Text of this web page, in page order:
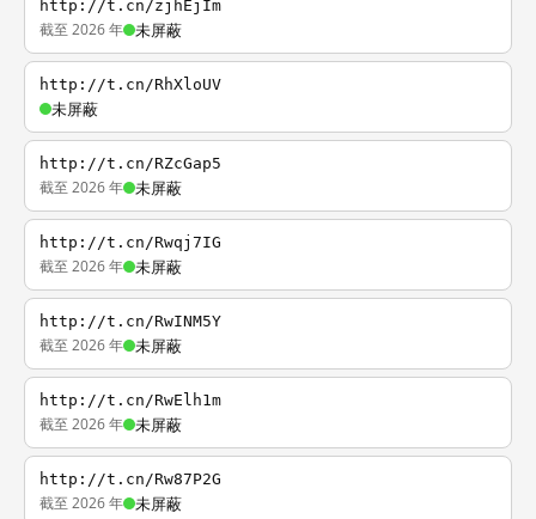
http://t.cn/zjhEjIm
截至 2026 年 未屏蔽
http://t.cn/RhXloUV
未屏蔽
http://t.cn/RZcGap5
截至 2026 年 未屏蔽
http://t.cn/Rwqj7IG
截至 2026 年 未屏蔽
http://t.cn/RwINM5Y
截至 2026 年 未屏蔽
http://t.cn/RwElh1m
截至 2026 年 未屏蔽
http://t.cn/Rw87P2G
截至 2026 年 未屏蔽